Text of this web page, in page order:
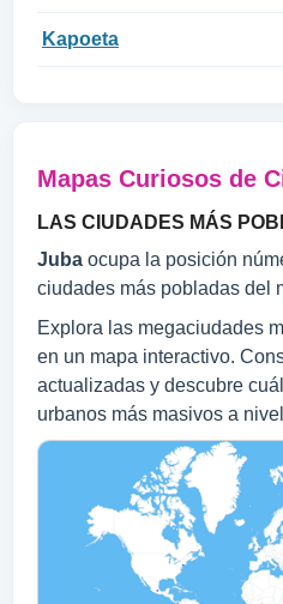
Kapoeta
Mapas Curiosos de
LAS CIUDADES MÁS
Juba ocupa la posición
ciudades más pobladas del
Explora las megaciudades
en un mapa interactivo.
actualizadas y descubre
urbanos más masivos a